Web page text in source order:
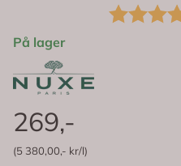
På lager
269,-
(5 380,00,- kr/l)